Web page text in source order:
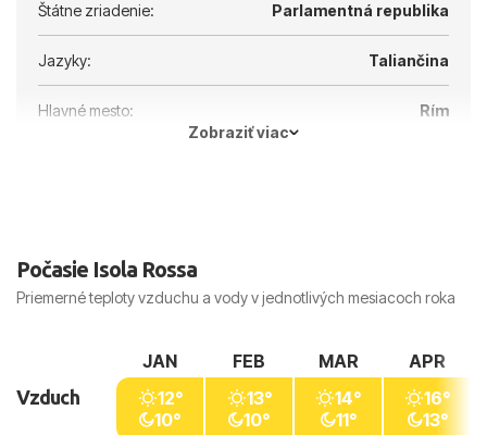
Štátne zriadenie: Parlamentná republika
Jazyky: Taliančina
Hlavné mesto:
Rím
Zobraziť viac
Počasie Isola Rossa
Priemerné teploty vzduchu a vody v jednotlivých mesiacoch roka
Vzduch
JAN
12°
10°
FEB
13°
10°
MAR
14°
11°
APR
16°
13°